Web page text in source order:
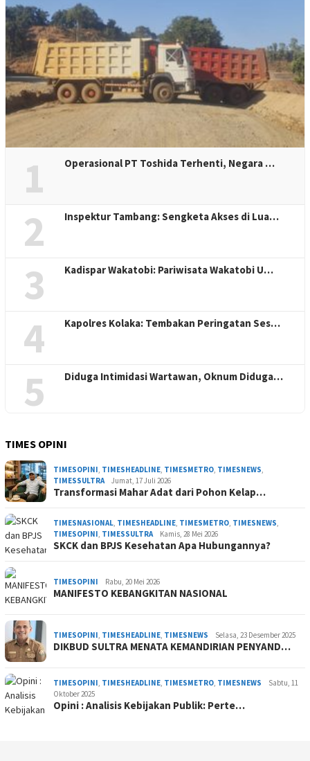
1 Operasional PT Toshida Terhenti, Negara …
2 Inspektur Tambang: Sengketa Akses di Lua…
3 Kadispar Wakatobi: Pariwisata Wakatobi U…
4 Kapolres Kolaka: Tembakan Peringatan Ses…
5 Diduga Intimidasi Wartawan, Oknum Diduga…
TIMES OPINI
TIMESOPINI, TIMESHEADLINE, TIMESMETRO, TIMESNEWS,
TIMESSULTRA
Jumat, 17 Juli 2026
Transformasi Mahar Adat dari Pohon Kelap…
TIMESNASIONAL, TIMESHEADLINE, TIMESMETRO, TIMESNEWS,
TIMESOPINI, TIMESSULTRA Kamis, 28 Mei 2026
SKCK dan BPJS Kesehatan Apa Hubungannya?
TIMESOPINI Rabu, 20 Mei 2026
MANIFESTO KEBANGKITAN NASIONAL
TIMESOPINI, TIMESHEADLINE, TIMESNEWS Selasa, 23 Desember 2025
DIKBUD SULTRA MENATA KEMANDIRIAN PENYAND…
TIMESOPINI, TIMESHEADLINE, TIMESMETRO, TIMESNEWS
Sabtu, 11
Oktober 2025
Opini : Analisis Kebijakan Publik: Perte…